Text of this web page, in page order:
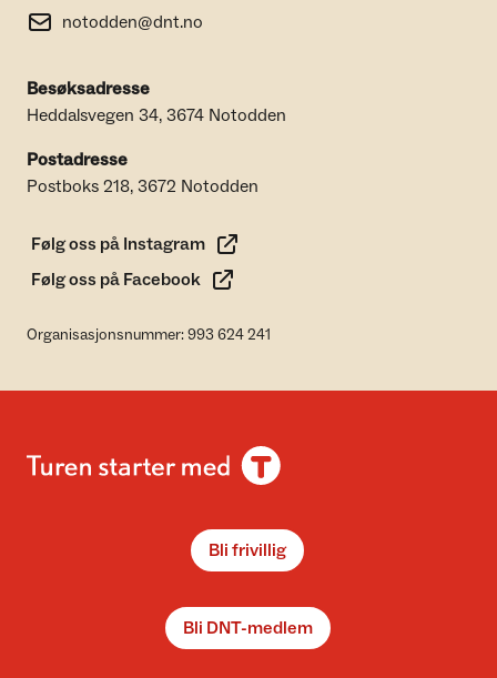
notodden@dnt.no
Besøksadresse
Heddalsvegen 34, 3674 Notodden
Postadresse
Postboks 218, 3672 Notodden
Følg oss på Instagram
Følg oss på Facebook
Organisasjonsnummer: 993 624 241
Bli frivillig
Bli DNT-medlem